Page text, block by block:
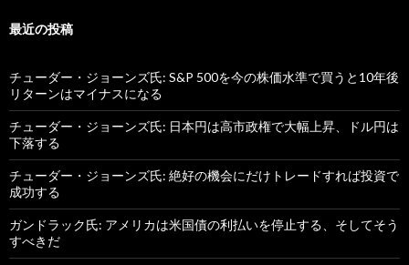
最近の投稿
チューダー・ジョーンズ氏: S&P 500を今の株価水準で買うと10年後
リターンはマイナスになる
チューダー・ジョーンズ氏: 日本円は高市政権で大幅上昇、ドル円は
下落する
チューダー・ジョーンズ氏: 絶好の機会にだけトレードすれば投資で
成功する
ガンドラック氏: アメリカは米国債の利払いを停止する、そしてそう
すべきだ